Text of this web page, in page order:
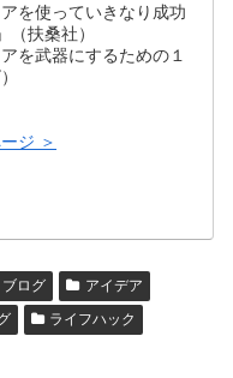
を使っていきなり成功
（扶桑社）
を武器にするための１
ジ ＞
ブログ
アイデア
ライフハック